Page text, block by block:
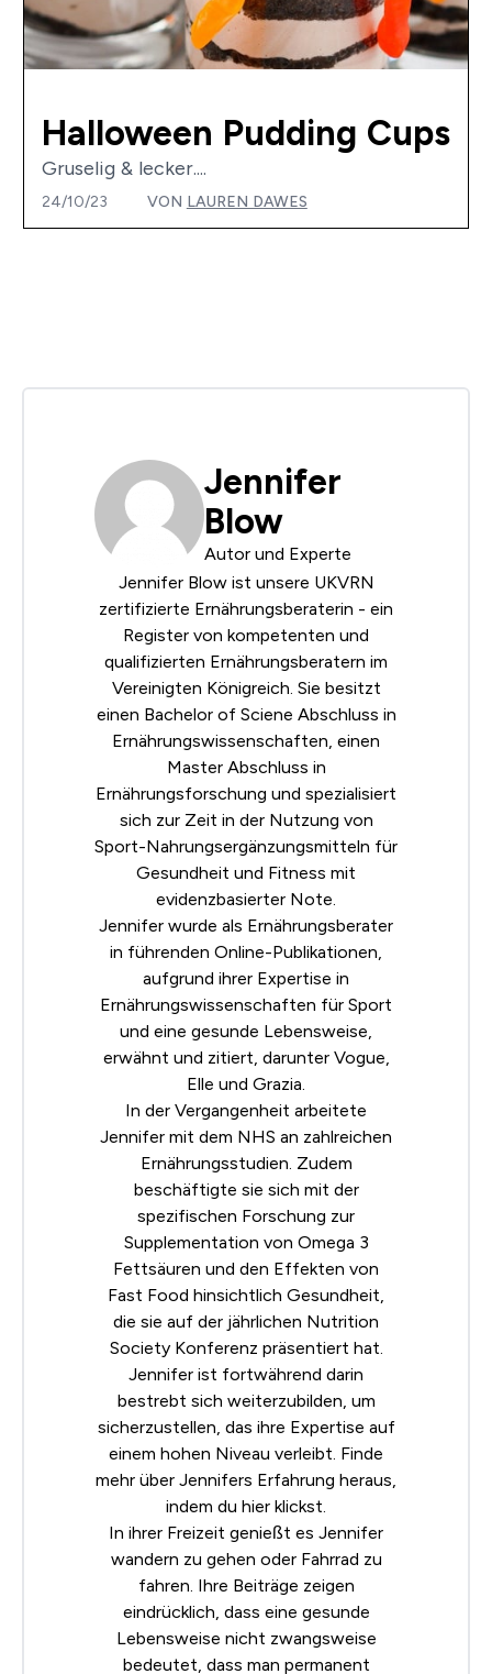
Halloween Pudding Cups
Gruselig & lecker....
24/10/23 VON LAUREN DAWES
Jennifer
Blow
Autor und Experte
Jennifer Blow ist unsere UKVRN
zertifizierte Ernährungsberaterin - ein
Register von kompetenten und
qualifizierten Ernährungsberatern im
Vereinigten Königreich. Sie besitzt
einen Bachelor of Sciene Abschluss in
Ernährungswissenschaften, einen
Master Abschluss in
Ernährungsforschung und spezialisiert
sich zur Zeit in der Nutzung von
Sport-Nahrungsergänzungsmitteln für
Gesundheit und Fitness mit
evidenzbasierter Note.
Jennifer wurde als Ernährungsberater
in führenden Online-Publikationen,
aufgrund ihrer Expertise in
Ernährungswissenschaften für Sport
und eine gesunde Lebensweise,
erwähnt und zitiert, darunter Vogue,
Elle und Grazia.
In der Vergangenheit arbeitete
Jennifer mit dem NHS an zahlreichen
Ernährungsstudien. Zudem
beschäftigte sie sich mit der
spezifischen Forschung zur
Supplementation von Omega 3
Fettsäuren und den Effekten von
Fast Food hinsichtlich Gesundheit,
die sie auf der jährlichen Nutrition
SocietyKonferenz präsentiert hat.
Jennifer ist fortwährend darin
bestrebt sich weiterzubilden, um
sicherzustellen, das ihre Expertise auf
einem hohen Niveau verleibt. Finde
mehr über Jennifers Erfahrung heraus,
indem du hier klickst
In ihrer Freizeit genießt es Jennifer
wandern zu gehen oder Fahrrad zu
fahren. Ihre Beiträge zeigen
eindrücklich, dass eine gesunde
Lebensweise nicht zwangsweise
bedeutet, dass man permanent